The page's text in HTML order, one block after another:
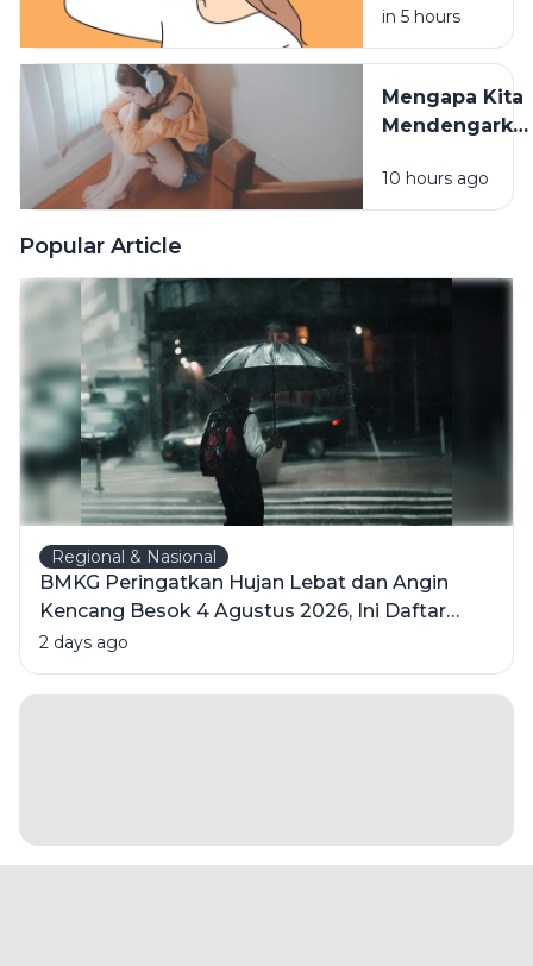
Waktu
Konsumsinya
Berpengaruh
in 5 hours
Mengapa Kita
Saat Hati
Sedang
10 hours ago
Popular Article
Regional & Nasional
BMKG Peringatkan Hujan Lebat dan Angin
Kencang Besok 4 Agustus 2026, Ini Daftar
Wilayahnya
2 days ago